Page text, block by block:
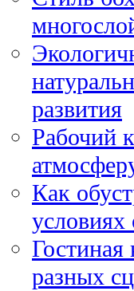
развития
Рабочий
Как
условиях
Гостиная
разных